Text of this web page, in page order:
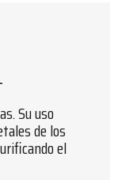
Su uso
de los
el